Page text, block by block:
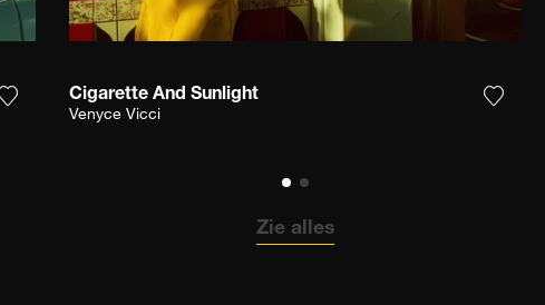
Voeg het product toe aan mijn verlanglijst
Cigarette And Sunlight
Venyce Vicci Voeg
Zie alles